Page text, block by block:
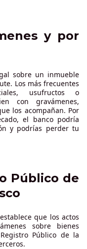
y por
sobre un inmueble
Los más frecuentes
usufructos o
con gravámenes,
los acompañan. Por
el banco podría
y podrías perder tu
Público de
establece que los actos
sobre bienes
Público de la